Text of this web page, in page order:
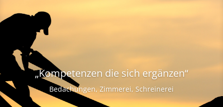
„Kompetenzen die sich ergänzen“
Bedachungen, Zimmerei, Schreinerei